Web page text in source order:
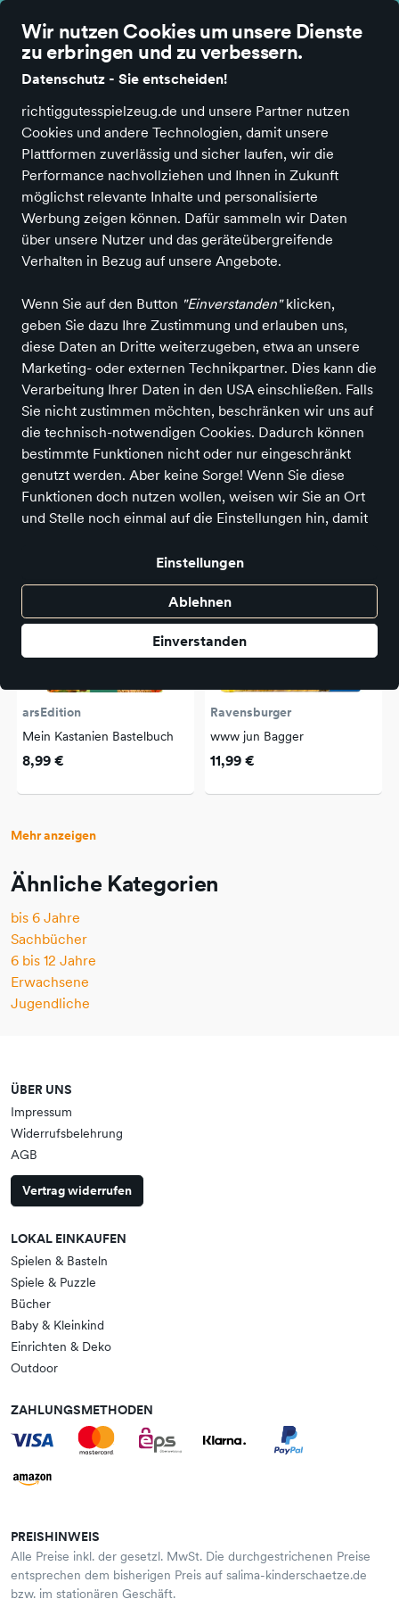
Wir nutzen Cookies um unsere Dienste
zu erbringen und zu verbessern.
Datenschutz - Sie entscheiden!
richtiggutesspielzeug.de und unsere Partner nutzen
Cookies und andere Technologien, damit unsere
Plattformen zuverlässig und sicher laufen, wir die
Performance nachvollziehen und Ihnen in Zukunft
möglichst relevante Inhalte und personalisierte
Werbung zeigen können. Dafür sammeln wir Daten
über unsere Nutzer und das geräteübergreifende
Verhalten in Bezug auf unsere Angebote.
Wenn Sie auf den Button "Einverstanden"klicken,
geben Sie dazu Ihre Zustimmung und erlauben uns,
diese Daten an Dritte weiterzugeben, etwa an unsere
Marketing- oder externen Technikpartner. Dies kann die
Verarbeitung Ihrer Daten in den USA einschließen. Falls
Sie nicht zustimmen möchten, beschränken wir uns auf
die technisch-notwendigen Cookies. Dadurch können
bestimmte Funktionen nicht oder nur eingeschränkt
genutzt werden. Aber keine Sorge! Wenn Sie diese
Funktionen doch nutzen wollen, weisen wir Sie an Ort
und Stelle noch einmal auf die Einstellungen hin, damit
Alle Optionen und weitere Details finden Sie in der
Datenschutzerklärung.
Einstellungen
Ablehnen
Einverstanden
Richtig Gutes Spielzeug kaufen
Bücher &
Medien
Sachbücher Atlanten, Natur & Tiere
Atlanten, Natur & Tierein
SALIMA Kinderschätze
ALLE FILTER
Suchbegriff Angebote
Anhand der von Ihnen verwendeten Filter konnten
keine Suchergebnisse gefunden werden.
Produkte aus ähnlichen Kategorien
arsEdition
Mein Kastanien Bastelbuch
8,99 €
Ravensburger
www jun Bagger
11,99 €
Mehr anzeigen
Ähnliche Kategorien
bis 6 Jahre
Sachbücher
6 bis 12 Jahre
Erwachsene
Jugendliche
ÜBER UNS
Impressum
Widerrufsbelehrung
AGB
Vertrag widerrufen
LOKAL EINKAUFEN
Spielen & Basteln
Spiele & Puzzle
Bücher
Baby & Kleinkind
Einrichten & Deko
Outdoor
ZAHLUNGSMETHODEN
PREISHINWEIS
Alle Preise inkl. der gesetzl. MwSt. Die durchgestrichenen Preise
entsprechen dem bisherigen Preis auf salima-kinderschaetze.de
bzw. im stationären Geschäft.